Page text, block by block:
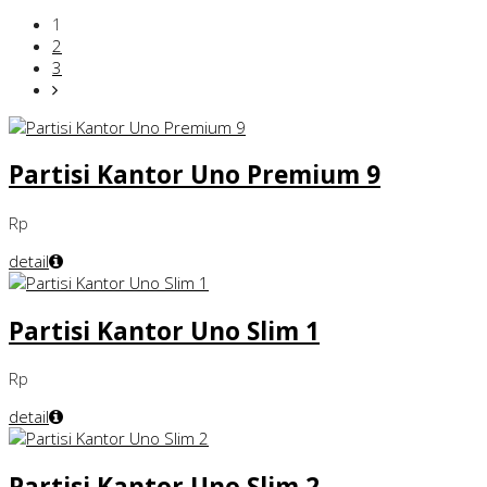
1
2
3
Partisi Kantor Uno Premium 9
Rp
detail
Partisi Kantor Uno Slim 1
Rp
detail